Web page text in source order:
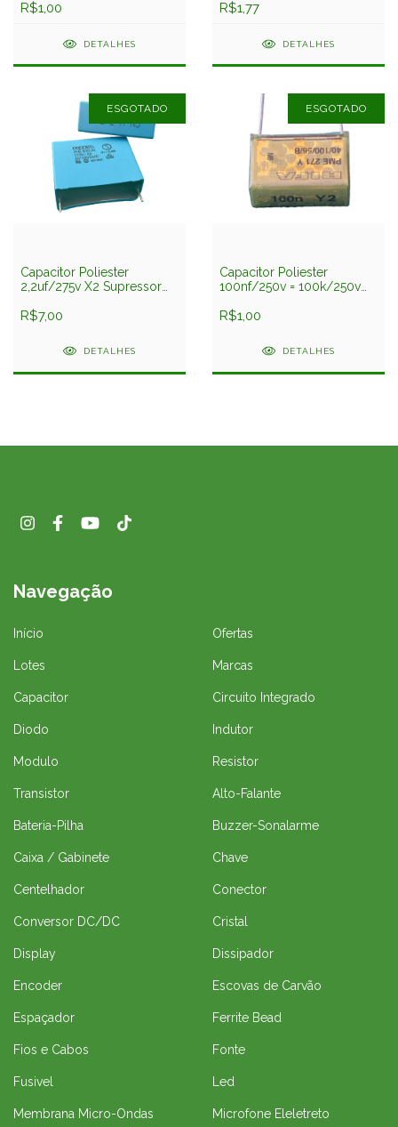
R$1,00
DETALHES
R$1,77
DETALHES
ESGOTADO
Capacitor Poliester
2,2uf/275v X2 Supressor
Phe830mr7220mr06l2
R$7,00
DETALHES
ESGOTADO
Capacitor Poliester
100nf/250v = 100k/250v
Pme271y Rifa
R$1,00
DETALHES
Navegação
Início Ofertas
Lotes Marcas
Capacitor Circuito Integrado
Diodo Indutor
Modulo Resistor
Transistor Alto-Falante
Bateria-Pilha Buzzer-Sonalarme
Caixa / Gabinete Chave
Centelhador Conector
Conversor DC/DC Cristal
Display Dissipador
Encoder Escovas de Carvão
Espaçador Ferrite Bead
Fios e Cabos Fonte
Fusivel Led
Membrana Micro-Ondas Microfone Eleletreto